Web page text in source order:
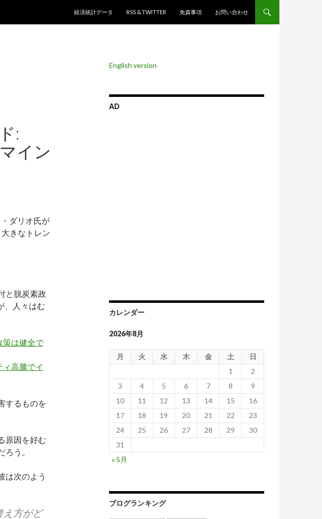
経済統計データ
RSS & TWITTER 免責事項 お問い合わせ
:
イン
ダリオ氏が
きなトレン
と脱炭素政
、人々はむ
策は健全で
高騰でイ
するものを
原因を好む
う。
は次のよう
え方がど
English version
AD
カレンダー
2026年8月
月 火 水 木 金 土
日
1
2
3
4 5 6 7 8
9
10
11 12 13 14 15
16
17
18 19 20 21 22
23
24
25 26 27 28 29
30
31
« 5月
ブログランキング